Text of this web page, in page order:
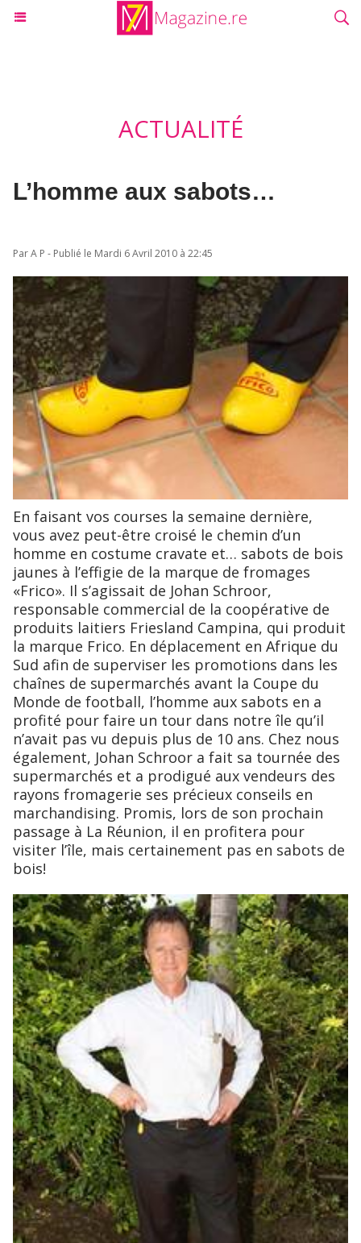
ACTUALITÉ
L’homme aux sabots…
Par A P - Publié le Mardi 6 Avril 2010 à 22:45
En faisant vos courses la semaine dernière,
vous avez peut-être croisé le chemin d’un
homme en costume cravate et… sabots de bois
jaunes à l’effigie de la marque de fromages
«Frico». Il s’agissait de Johan Schroor,
responsable commercial de la coopérative de
produits laitiers Friesland Campina, qui produit
la marque Frico. En déplacement en Afrique du
Sud afin de superviser les promotions dans les
chaînes de supermarchés avant la Coupe du
Monde de football, l’homme aux sabots en a
profité pour faire un tour dans notre île qu’il
n’avait pas vu depuis plus de 10 ans. Chez nous
également, Johan Schroor a fait sa tournée des
supermarchés et a prodigué aux vendeurs des
rayons fromagerie ses précieux conseils en
marchandising. Promis, lors de son prochain
passage à La Réunion, il en profitera pour
visiter l’île, mais certainement pas en sabots de
bois!